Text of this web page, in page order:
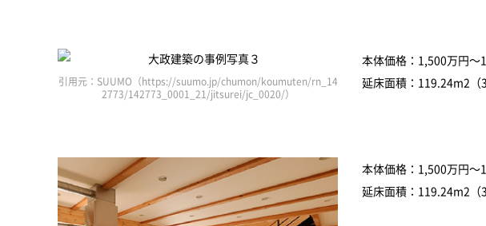
引用元：SUUMO（https://suumo.jp/chumon/koumuten/rn_14
2773/142773_0001_21/jitsurei/jc_0020/）
本体価格：1,500万円～
延床面積：119.24m2（
本体価格：1,500万円～
延床面積：119.24m2（